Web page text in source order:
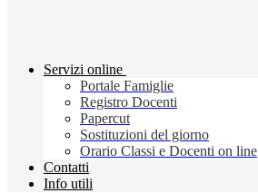
Servizi online
Portale Famiglie
Registro Docenti
Papercut
Sostituzioni del giorno
Orario Classi e Docenti on line
Contatti
Info utili